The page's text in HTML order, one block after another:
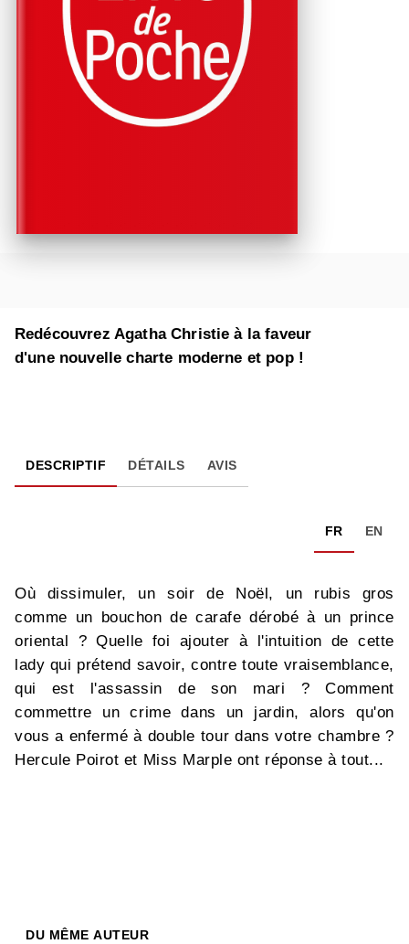
Redécouvrez Agatha Christie à la faveur
d'une nouvelle charte moderne et pop !
DESCRIPTIF DÉTAILS AVIS
FR EN
Où dissimuler, un soir de Noël, un rubis gros
comme un bouchon de carafe dérobé à un prince
oriental ? Quelle foi ajouter à l'intuition de cette
lady qui prétend savoir, contre toute vraisemblance,
qui est l'assassin de son mari ? Comment
commettre un crime dans un jardin, alors qu'on
vous a enfermé à double tour dans votre chambre ?
Hercule Poirot et Miss Marple ont réponse à tout...
DU MÊME AUTEUR